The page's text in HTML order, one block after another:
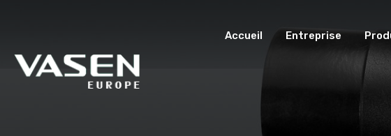
Accueil Entreprise